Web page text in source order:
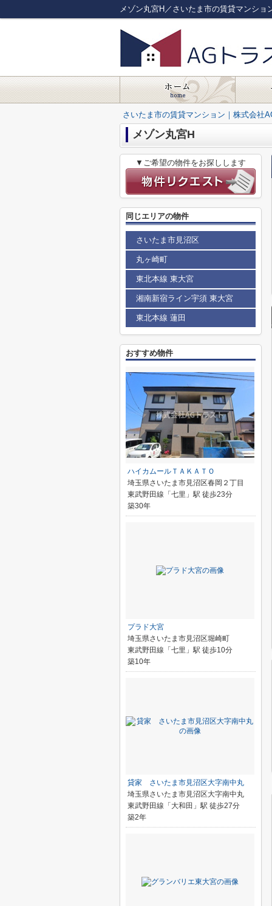
メゾン丸宮H／さいたま市の賃貸マンシ
さいたま市の賃貸マンション｜株式会社
メゾン丸宮H
▼ご希望の物件をお探しします
同じエリアの物件
さいたま市見沼区
丸ヶ崎町
東北本線 東大宮
湘南新宿ライン宇須 東大宮
東北本線 蓮田
おすすめ物件
ハイカムールＴＡＫＡＴＯ
埼玉県さいたま市見沼区春岡２丁目
東武野田線「七里」駅 徒歩23分
築30年
プラド大宮
埼玉県さいたま市見沼区堀崎町
東武野田線「七里」駅 徒歩10分
築10年
貸家 さいたま市見沼区大字南中丸
埼玉県さいたま市見沼区大字南中丸
東武野田線「大和田」駅 徒歩27分
築2年